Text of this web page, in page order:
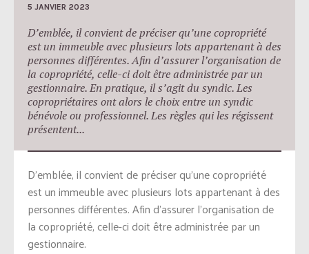
5 JANVIER 2023
D’emblée, il convient de préciser qu’une copropriété
est un immeuble avec plusieurs lots appartenant à des
personnes différentes. Afin d’assurer l’organisation de
la copropriété, celle-ci doit être administrée par un
gestionnaire. En pratique, il s’agit du syndic. Les
copropriétaires ont alors le choix entre un syndic
bénévole ou professionnel. Les règles qui les régissent
présentent...
D’emblée, il convient de préciser qu’une copropriété
est un immeuble avec plusieurs lots appartenant à des
personnes différentes. Afin d’assurer l’organisation de
la copropriété, celle-ci doit être administrée par un
gestionnaire.